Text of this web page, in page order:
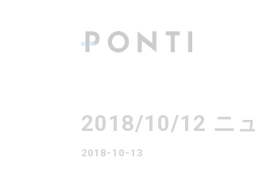
2018/10/12 ニ
2018-10-13